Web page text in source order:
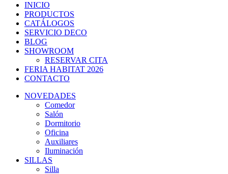
INICIO
PRODUCTOS
CATÁLOGOS
SERVICIO DECO
BLOG
SHOWROOM
RESERVAR CITA
FERIA HABITAT 2026
CONTACTO
NOVEDADES
Comedor
Salón
Dormitorio
Oficina
Auxiliares
Iluminación
SILLAS
Silla